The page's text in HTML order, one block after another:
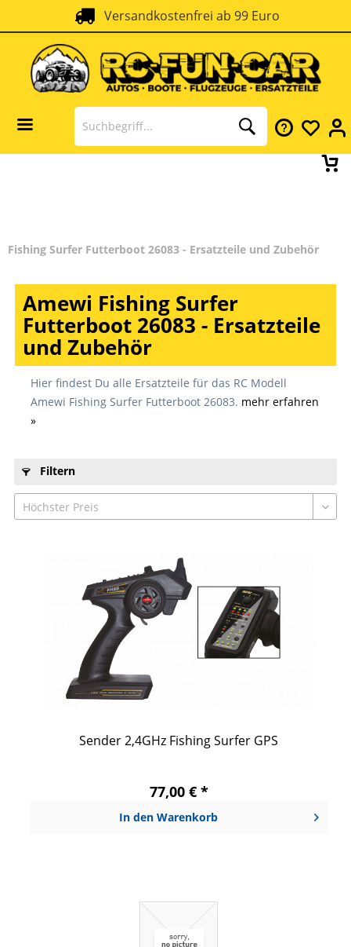
Versandkostenfrei ab 99 Euro
SSL Verschlüsselung
Fishing Surfer Futterboot 26083 - Ersatzteile und Zubehör
Amewi Fishing Surfer
Futterboot 26083 - Ersatzteile
und Zubehör
Hier findest Du alle Ersatzteile für das RC Modell
Amewi Fishing Surfer Futterboot 26083. mehr erfahren
»
Filtern
Sender 2,4GHz Fishing Surfer GPS
77,00 € *
In den Warenkorb